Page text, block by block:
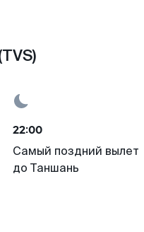
22:00
Самый поздний вылет
до Таншань